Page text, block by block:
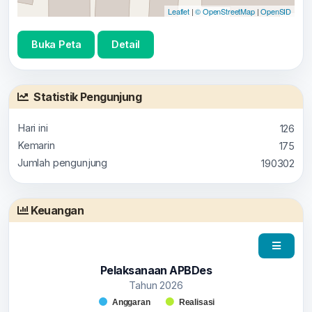
Leaflet|© OpenStreetMap|OpenSID
Buka Peta Detail
Statistik Pengunjung
Hari ini
126
Kemarin
175
Jumlah pengunjung
190302
Keuangan
Pelaksanaan APBDes
Tahun 2026
Anggaran Realisasi